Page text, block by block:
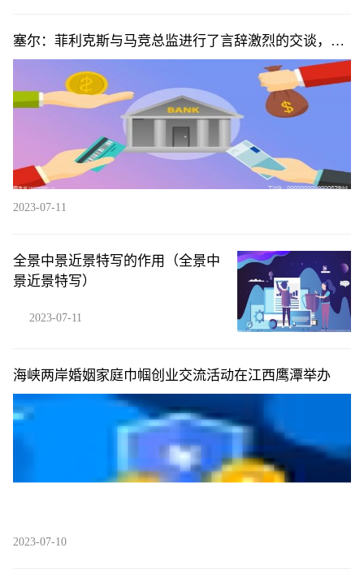
塞尔：菲利克斯与马竞总监进行了言辞激烈的交谈，预
计球员将离队
2023-07-11
全景中景近景特写的作用（全景中
景近景特写）
2023-07-11
海峡两岸婚姻家庭巾帼创业交流活动在江西鹰潭举办
2023-07-10